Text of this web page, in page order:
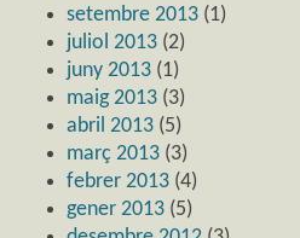
setembre 2013 (1)
juliol 2013 (2)
juny 2013 (1)
maig 2013 (3)
abril 2013 (5)
març 2013 (3)
febrer 2013 (4)
gener 2013 (5)